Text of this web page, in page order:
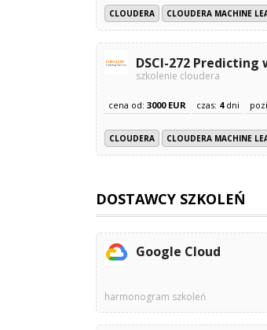
CLOUDERA CLOUDERA MACHINE
DSCI-272
szkolenie cloudera
cena od: 3000 EUR czas: 4dni
CLOUDERA CLOUDERA MACHINE
DOSTAWCY SZKOLEŃ
Google Cloud
harmonogram szkoleń